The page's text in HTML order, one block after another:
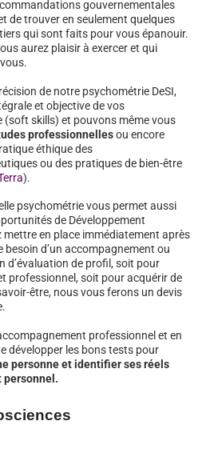
gouvernementales
de trouver en seulement quelques
qui sont faits pour vous épanouir.
aurez plaisir à exercer et qui
de notre psychométrie DeSI,
et objective de vos
(soft skills) et pouvons même vous
professionnellesou encore
éthique des
ou des pratiques de bien-être
).
psychométrie vous permet aussi
de Développement
mettre en place immédiatement après
besoin d’un accompagnement ou
d’évaluation de profil, soit pour
professionnel, soit pour acquérir de
être, nous vous ferons un devis
professionnel et en
développer les bons tests pour
personne et identifier ses réels
personnel.